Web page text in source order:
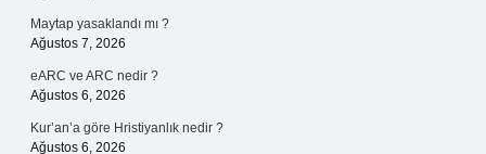
Maytap yasaklandı mı ?
Ağustos 7, 2026
eARC ve ARC nedir ?
Ağustos 6, 2026
Kur’an’a göre Hristiyanlık nedir ?
Ağustos 6, 2026